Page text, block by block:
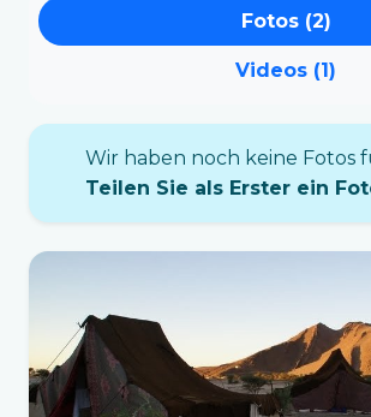
Fotos (2)
Videos (1)
Wir haben noch keine Fotos
Teilen Sie als Erster ein